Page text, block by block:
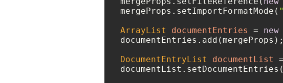
mergeProps.setImportFormatMode(
ArrayList
documentEntries = new
documentEntries.add(mergeProps);
DocumentEntryList
documentList =